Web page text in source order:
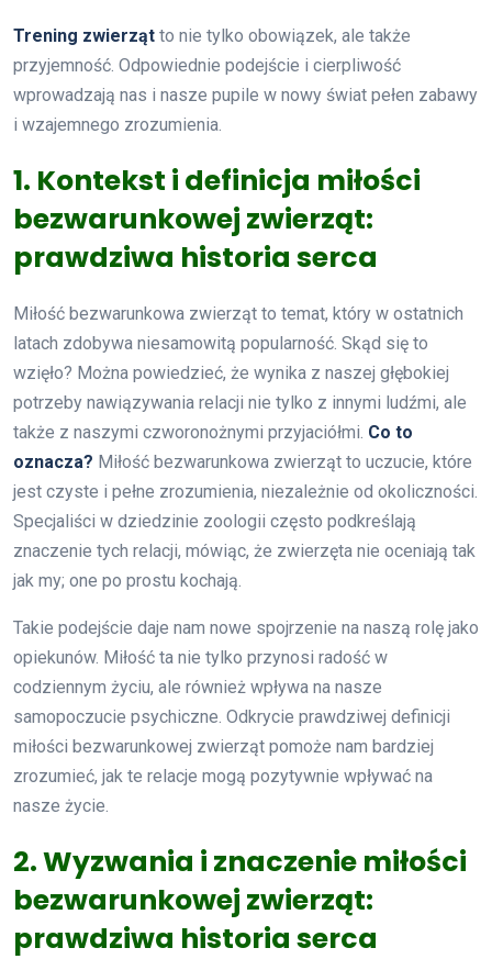
Trening zwierząt to nie tylko obowiązek, ale także
przyjemność. Odpowiednie podejście i cierpliwość
wprowadzają nas i nasze pupile w nowy świat pełen zabawy
i wzajemnego zrozumienia.
1. Kontekst i definicja miłości
bezwarunkowej zwierząt:
prawdziwa historia serca
Miłość bezwarunkowa zwierząt to temat, który w ostatnich
latach zdobywa niesamowitą popularność. Skąd się to
wzięło? Można powiedzieć, że wynika z naszej głębokiej
potrzeby nawiązywania relacji nie tylko z innymi ludźmi, ale
także z naszymi czworonożnymi przyjaciółmi. Co to
oznacza? Miłość bezwarunkowa zwierząt to uczucie, które
jest czyste i pełne zrozumienia, niezależnie od okoliczności.
Specjaliści w dziedzinie zoologii często podkreślają
znaczenie tych relacji, mówiąc, że zwierzęta nie oceniają tak
jak my; one po prostu kochają.
Takie podejście daje nam nowe spojrzenie na naszą rolę jako
opiekunów. Miłość ta nie tylko przynosi radość w
codziennym życiu, ale również wpływa na nasze
samopoczucie psychiczne. Odkrycie prawdziwej definicji
miłości bezwarunkowej zwierząt pomoże nam bardziej
zrozumieć, jak te relacje mogą pozytywnie wpływać na
nasze życie.
2. Wyzwania i znaczenie miłości
bezwarunkowej zwierząt:
prawdziwa historia serca